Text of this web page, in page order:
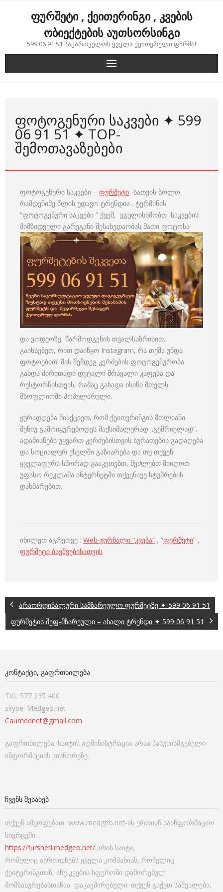
ფურშეტი , ქეითერინგი , კვების
ობიექტების აუთსორსინგი
599 06 91 51 საქართველოს ყველა ქეითერული ფირმა!
ᲤᲝᲢᲝᲒᲔᲜᲣᲠᲘ ᲡᲐᲙᲕᲔᲑᲘ ✦ 599
06 91 51 ✦ TOP-
ᲨᲔᲛᲝᲗᲐᲕᲐᲖᲔᲑᲔᲑᲘ
ფოტოგენური საკვები – ფურშეტი -სათვის ბოლო
რამდენიმე წლის უდავო ტრენდია . ტერმინის
“ფოტოგენური საკვები ” ქვეშ, ვგულისხმობთ საკვების
მიმზიდველი გარეგანი შესახედაობას მათი ფოტოსა
და ვოდეოზე წარმოდგენის თვალსაზრისით.
გაიხსენეთ, რით დაიწყო Instagram, რა თქმა უნდა
ფოტოებით! მას შემდეგ კერძების ფოტოგენურობა
გახდა ძირითადი დეტალი მრავალი კაფესა და
რესტორნისთვის, რამაც გახადა ისინი მთელს
მსოფლიოში პოპულარული.
ყურადღება მიაქციეთ, რომ ქეითერინგის მთლიანი
მენიუ გამოიყურებოდეს მაქსიმალურად „გემრიელად“.
ადამიანებს უყვართ კერძებისთვის სურათების გადაღება
და სოციალურ ქსელში გაზიარება და თუ თქვენ
ყველაფერს სწორად გააკეთებთ, შეძლებთ მიიღოთ
უფასო რეკლამა ინტერნეტში თქვენივე სტუმრების
დახმარებით.
იხილეთ აგრეთვე : Web-ჟურნალი “კვება“ , “ფურშეტი” ,
ფურშეტი ბავშვებისათვის
არაორდინალური სამზარეულო ფურშეტზე ✦ 599 06 91 51
ფურშეტის შეფ-მზარეული – ახალი ტრენდი ✦ 599 06 91 51
ᲙᲝᲜᲢᲐᲥᲢᲘ, ᲒᲐᲤᲠᲗᲮᲘᲚᲔᲑᲐ
Tel.: 577 235 400
skype: Medgeo.net
Caumednet@gmail.com
გაფრთხილება: საიტის ადმინისტრაცია არაა პასუხისმგებელი
ინფორმაციის სისწორეზე.
ᲩᲕᲔᲜᲡ ᲨᲔᲡᲐᲮᲔᲑ
თქვენ იმყოფებით www.medgeo.net-ის ერთიან საინფორმაციო
სივრცეში.
https://fursheti.medgeo.net/ არის საიტი,
რომელიც აერთიანებს ყველა კომპანიას, რომელიც
ქეიტერინგთან, ანუ კვების სფეროში დაშორებულ
მომსახურებასთანაა დაკავშირებული. თქვენ გაქვთ საშუალება,